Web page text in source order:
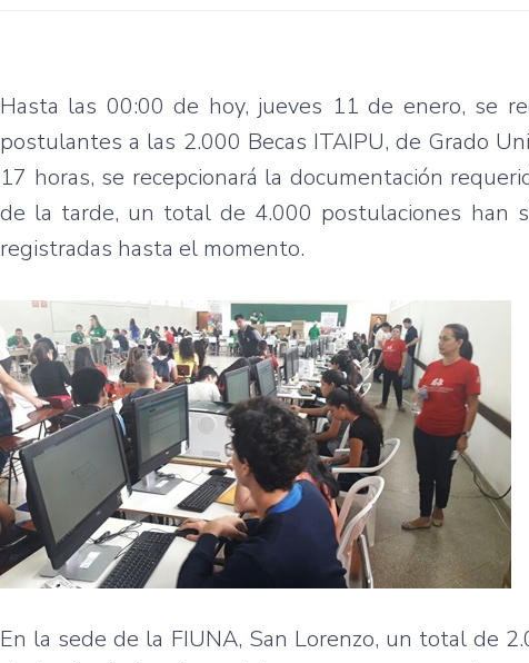
Hasta las 00:00 de hoy, jueves 11 de enero, se
postulantes a las 2.000 Becas ITAIPU, de Grado
17 horas, se recepcionará la documentación
de la tarde, un total de 4.000 postulaciones han
registradas hasta el momento.
En la sede de la FIUNA, San Lorenzo, un total de